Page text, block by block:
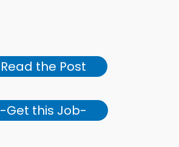
Read the Post
-Get this Job-